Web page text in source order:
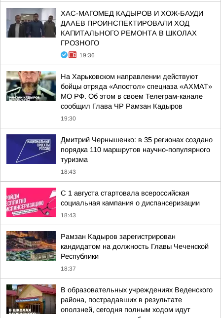
ХАС-МАГОМЕД КАДЫРОВ И ХОЖ-БАУДИ
ДААЕВ ПРОИНСПЕКТИРОВАЛИ ХОД
КАПИТАЛЬНОГО РЕМОНТА В ШКОЛАХ
ГРОЗНОГО
19:36
На Харьковском направлении действуют
бойцы отряда «Апостол» спецназа «АХМАТ»
МО РФ. Об этом в своем Телеграм-канале
сообщил Глава ЧР Рамзан Кадыров
19:30
Дмитрий Чернышенко: в 35 регионах создано
порядка 110 маршрутов научно-популярного
туризма
18:43
С 1 августа стартовала всероссийская
социальная кампания о диспансеризации
18:43
Рамзан Кадыров зарегистрирован
кандидатом на должность Главы Чеченской
Республики
18:37
В образовательных учреждениях Веденского
района, пострадавших в результате
оползней, сегодня полным ходом идут